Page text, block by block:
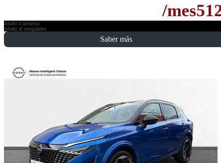
/mes
Añadir a favoritos
Añadir al comparador
Saber más